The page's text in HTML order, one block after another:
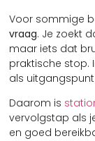
Voor sommige
vraag. Je zoekt
maar iets dat
praktische stop.
als
Daarom is
vervolgstap als
en goed